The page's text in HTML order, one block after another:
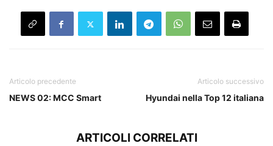
Articolo precedente
NEWS 02: MCC Smart
Articolo successivo
Hyundai nella Top 12 italiana
ARTICOLI CORRELATI